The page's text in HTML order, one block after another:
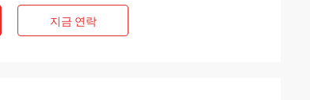
지금 연락